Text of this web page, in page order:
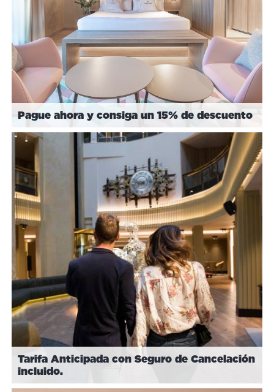
Pague ahora y consiga un 15% de descuento
Tarifa Anticipada con Seguro de Cancelación
incluido.